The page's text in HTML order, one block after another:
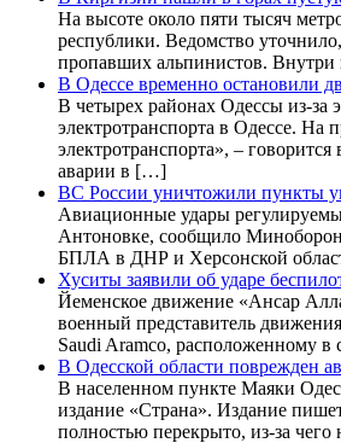
На высоте около пяти тысяч
республики. Ведомство
пропавших альпинистов. Внутри
В Одессе временно остановили
В четырех районах Одессы из-за
электротранспорта в Одессе. На
электротранспорта», –
аварии в […]
ВС России уничтожили пункты
Авиационные удары
Антоновке, сообщило
БПЛА в ДНР и Херсонской
Хуситы заявили об ударе
Йеменское движение «Ансар
военный представитель
Saudi Aramco, расположенному в
В Одесской области поврежден
В населенном пункте Маяки
издание «Страна». Издание
полностью перекрыто, из-за